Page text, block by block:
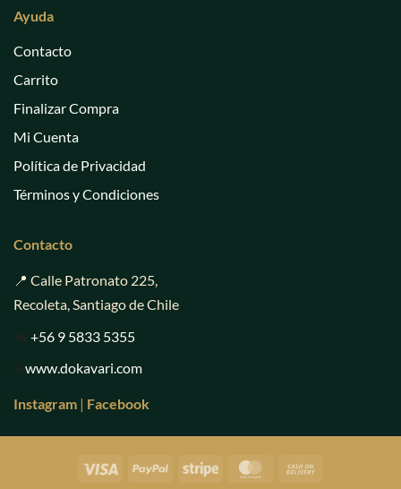
Ayuda
Contacto
Carrito
Finalizar Compra
Mi Cuenta
Política de Privacidad
Términos y Condiciones
Contacto
📍 Calle Patronato 225,
Recoleta, Santiago de Chile
📲 +56 9 5833 5355
🌐www.dokavari.com
Instagram | Facebook
Visa PayPal Stripe MasterCard